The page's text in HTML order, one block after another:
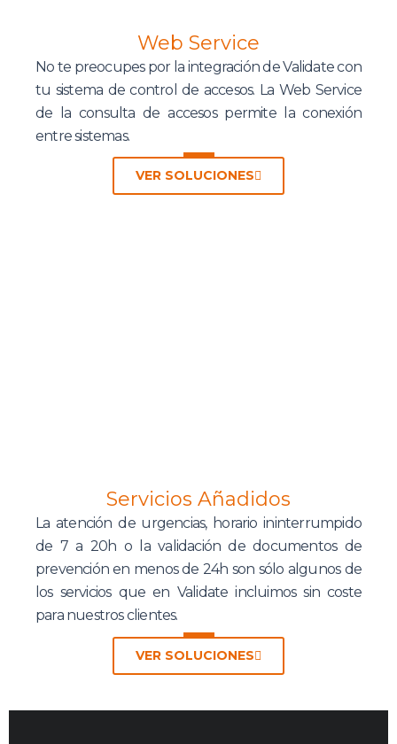
Web Service
No te preocupes por la integración de Validate con
tu sistema de control de accesos. La Web Service
de la consulta de accesos permite la conexión
entre sistemas.
VER SOLUCIONES
Servicios Añadidos
La atención de urgencias, horario ininterrumpido
de 7 a 20h o la validación de documentos de
prevención en menos de 24h son sólo algunos de
los servicios que en Validate incluimos sin coste
para nuestros clientes.
VER SOLUCIONES